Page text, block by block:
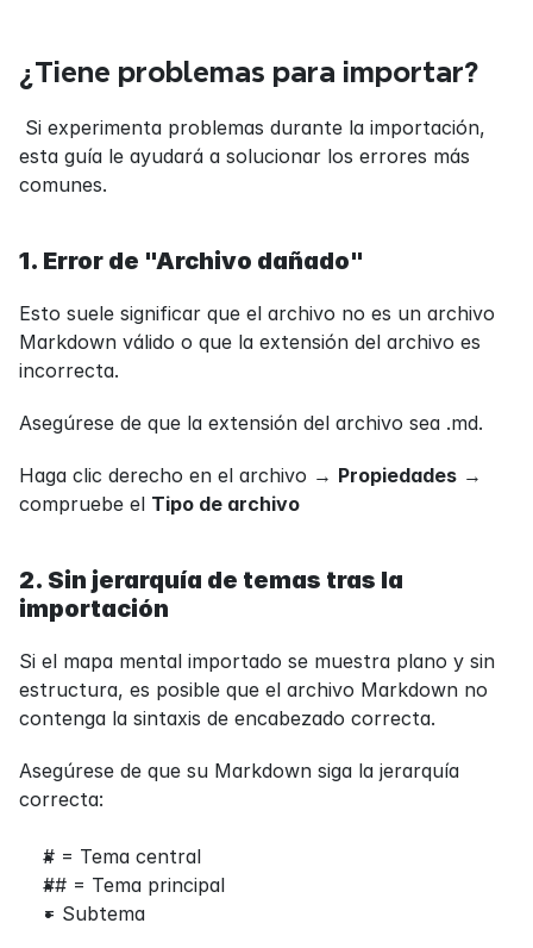
¿Tiene problemas para importar?
esta guía le ayudará a solucionar los errores más
comunes.
1. Error de "Archivo dañado"
Esto suele significar que el archivo no es un archivo
Markdown válido o que la extensión del archivo es
incorrecta.
Asegúrese de que la extensión del archivo sea .md.
Haga clic derecho en el archivo → Propiedades →
compruebe el Tipo de archivo
2. Sin jerarquía de temas tras la
importación
Si el mapa mental importado se muestra plano y sin
estructura, es posible que el archivo Markdown no
contenga la sintaxis de encabezado correcta.
Asegúrese de que su Markdown siga la jerarquía
correcta:
# = Tema central
## = Tema principal
= Subtema